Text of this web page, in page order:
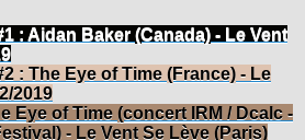
: Aidan Baker (Canada) - Le Vent
: The Eye of Time (France) - Le
2019
Eye of Time (concert IRM / Dcalc -
- Le Vent Se Lève (Paris)